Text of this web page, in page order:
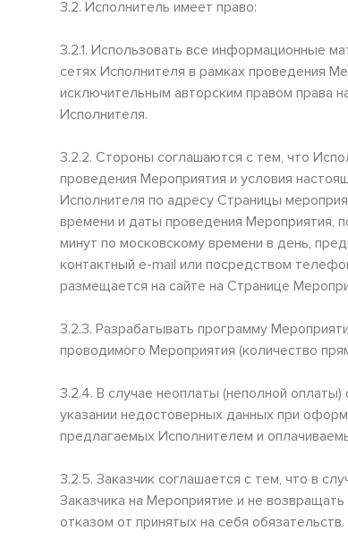
3.2. Исполнитель имеет право:
3.2.1. Использовать все информационные
сетях Исполнителя в рамках проведения
исключительным авторским правом права
Исполнителя.
3.2.2. Стороны соглашаются с тем, что
проведения Мероприятия и условия
Исполнителя по адресу Страницы
времени и даты проведения Мероприятия,
минут по московскому времени в день,
контактный e-mail или посредством
размещается на сайте на Странице
3.2.3. Разрабатывать программу
проводимого Мероприятия (количество
3.2.4. В случае неоплаты (неполной
указании недостоверных данных при
предлагаемых Исполнителем и
3.2.5. Заказчик соглашается с тем, что в
Заказчика на Мероприятие и не
отказом от принятых на себя обязательств.